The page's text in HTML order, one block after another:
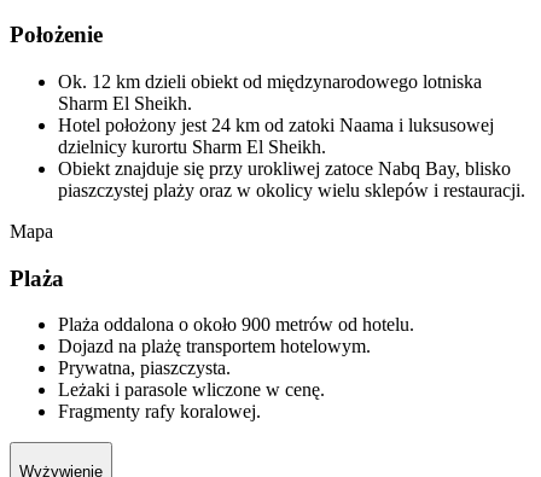
Położenie
Ok. 12 km dzieli obiekt od międzynarodowego lotniska
Sharm El Sheikh.
Hotel położony jest 24 km od zatoki Naama i luksusowej
dzielnicy kurortu Sharm El Sheikh.
Obiekt znajduje się przy urokliwej zatoce Nabq Bay, blisko
piaszczystej plaży oraz w okolicy wielu sklepów i restauracji.
Mapa
Plaża
Plaża oddalona o około 900 metrów od hotelu.
Dojazd na plażę transportem hotelowym.
Prywatna, piaszczysta.
Leżaki i parasole wliczone w cenę.
Fragmenty rafy koralowej.
Wyżywienie